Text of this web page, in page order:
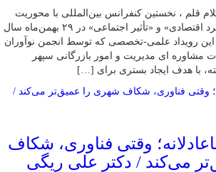
قلم ، نخستین کنفرانس بین‌المللی با محوریت
پیوند راهبردی بین «عملکرد اقتصادی» و «تأثیر اجتماعی» در ۲۹ بهمن‌ماه سال
رویداد علمی-تخصصی که توسط انجمن نوآوران
ای مدیریت و امور بازرگانی سپهر
با هدف ایجاد بستری برای […]
وقتی فناوری، شکاف
می‌کند / دکتر علی ریگی